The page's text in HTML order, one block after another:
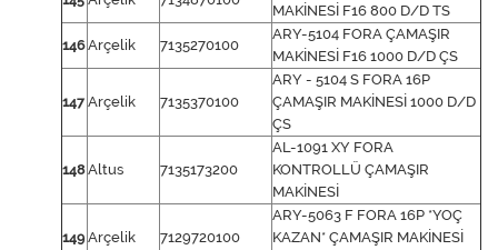
MAKİNESİ F16 800 D/D TS
146Arçelik 7135270100
ARY-5104 FORA ÇAMAŞIR
MAKİNESİ F16 1000 D/D ÇS
147 Arçelik 7135370100
ARY - 5104 S FORA 16P
ÇAMAŞIR MAKİNESİ 1000 D/D
ÇS
148Altus 7135173200
AL-1091 XY FORA
KONTROLLÜ ÇAMAŞIR
MAKİNESİ
149Arçelik 7129720100
ARY-5063 F FORA 16P *YOÇ
KAZAN* ÇAMAŞIR MAKİNESİ